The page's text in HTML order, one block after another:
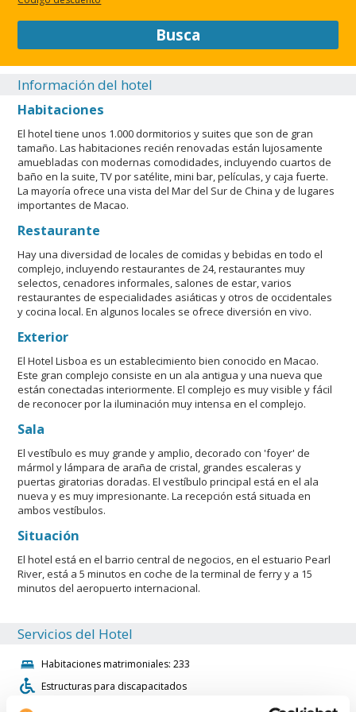
Busca
Información del hotel
Habitaciones
El hotel tiene unos 1.000 dormitorios y suites que son de gran
tamaño. Las habitaciones recién renovadas están lujosamente
amuebladas con modernas comodidades, incluyendo cuartos de
baño en la suite, TV por satélite, mini bar, películas, y caja fuerte.
La mayoría ofrece una vista del Mar del Sur de China y de lugares
importantes de Macao.
Restaurante
Hay una diversidad de locales de comidas y bebidas en todo el
complejo, incluyendo restaurantes de 24, restaurantes muy
selectos, cenadores informales, salones de estar, varios
restaurantes de especialidades asiáticas y otros de occidentales
y cocina local. En algunos locales se ofrece diversión en vivo.
Exterior
El Hotel Lisboa es un establecimiento bien conocido en Macao.
Este gran complejo consiste en un ala antigua y una nueva que
están conectadas interiormente. El complejo es muy visible y fácil
de reconocer por la iluminación muy intensa en el complejo.
Sala
El vestíbulo es muy grande y amplio, decorado con 'foyer' de
mármol y lámpara de araña de cristal, grandes escaleras y
puertas giratorias doradas. El vestíbulo principal está en el ala
nueva y es muy impresionante. La recepción está situada en
ambos vestíbulos.
Situación
El hotel está en el barrio central de negocios, en el estuario Pearl
River, está a 5 minutos en coche de la terminal de ferry y a 15
minutos del aeropuerto internacional.
Servicios del Hotel
Habitaciones matrimoniales: 233
Estructuras para discapacitados